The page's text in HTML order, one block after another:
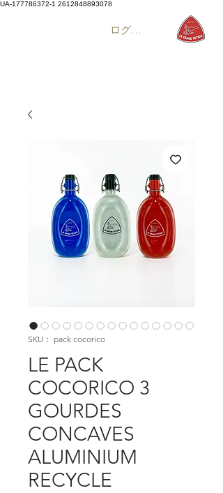
UA-177786372-1 2612848893078
ログイン
SKU： pack cocorico
LE PACK
COCORICO 3
GOURDES
CONCAVES
ALUMINIUM
RECYCLE